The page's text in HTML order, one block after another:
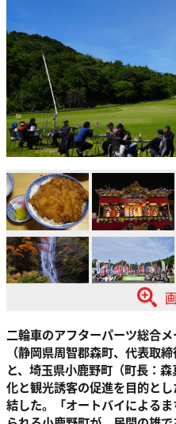
二輪車のアフターパーツ総合
（静岡県周智郡森町、代表取
と、埼玉県小鹿野町（町長：
化と観光誘客の促進を目的と
結した。「オートバイによる